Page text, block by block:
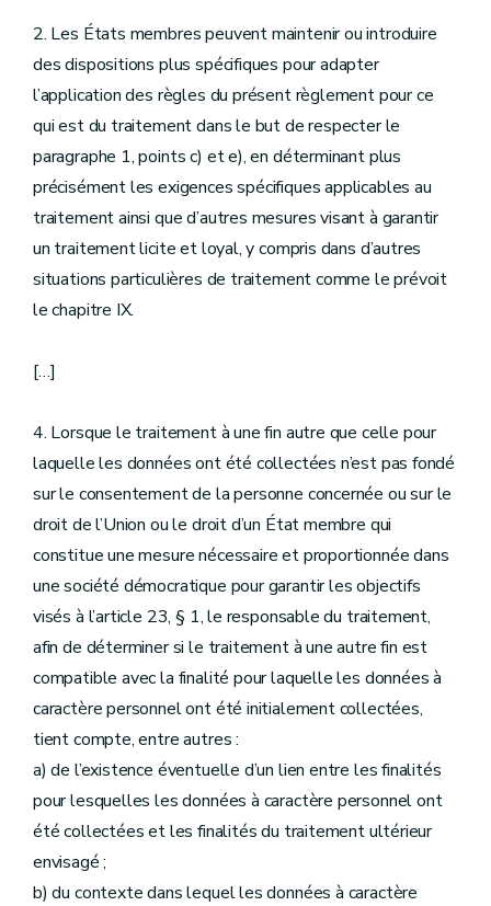
2. Les États membres peuvent maintenir ou introduire
des dispositions plus spécifiques pour adapter
l’application des règles du présent règlement pour ce
qui est du traitement dans le but de respecter le
paragraphe 1, points c) et e), en déterminant plus
précisément les exigences spécifiques applicables au
traitement ainsi que d’autres mesures visant à garantir
un traitement licite et loyal, y compris dans d’autres
situations particulières de traitement comme le prévoit
le chapitre IX.
[…]
4. Lorsque le traitement à une fin autre que celle pour
laquelle les données ont été collectées n’est pas fondé
sur le consentement de la personne concernée ou sur le
droit de l’Union ou le droit d’un État membre qui
constitue une mesure nécessaire et proportionnée dans
une société démocratique pour garantir les objectifs
visés à l’article 23, § 1, le responsable du traitement,
afin de déterminer si le traitement à une autre fin est
compatible avec la finalité pour laquelle les données à
caractère personnel ont été initialement collectées,
tient compte, entre autres :
a) de l’existence éventuelle d’un lien entre les finalités
pour lesquelles les données à caractère personnel ont
été collectées et les finalités du traitement ultérieur
envisagé ;
b) du contexte dans lequel les données à caractère